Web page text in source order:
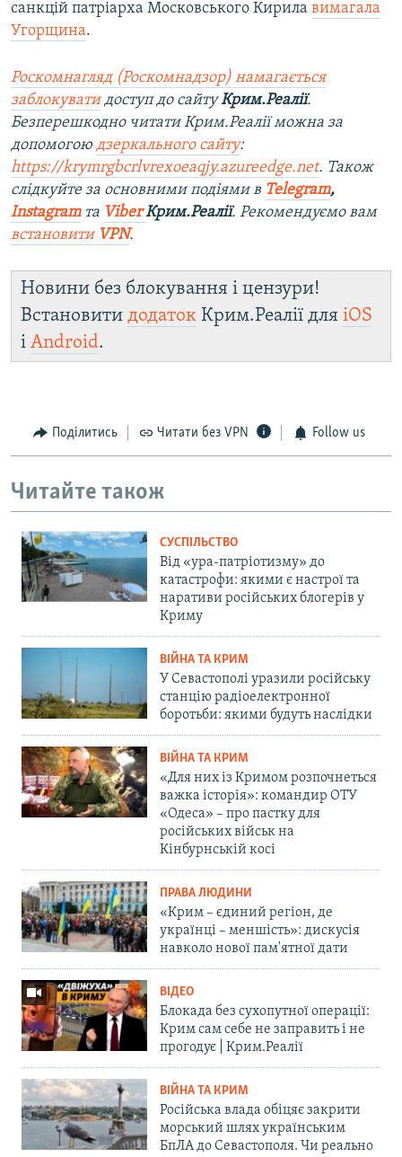
санкцій патріарха Московського Кирила вимагала
Угорщина.
Роскомнагляд (Роскомнадзор) намагається
заблокуватидоступ до сайтуКрим.Реалії.
Безперешкодно читати Крим.Реалії можна за
допомогою дзеркального сайту:
https://krymrgbcrlvrexoeaqjy.azureedge.net. Також
слідкуйте за основними подіями в Telegram,
Instagramта ViberКрим.Реалії. Рекомендуємо вам
встановити VPN.
Новини без блокування і цензури!
Встановити додаток Крим.Реалії для iOS
і Android.
Поділитись Читати без VPN Follow us
Читайте також
СУСПІЛЬСТВО
Від «ура-патріотизму» до
катастрофи: якими є настрої та
наративи російських блогерів у
Криму
ВІЙНА ТА КРИМ
У Севастополі уразили російську
станцію радіоелектронної
боротьби: якими будуть наслідки
ВІЙНА ТА КРИМ
«Для них із Кримом розпочнеться
важка історія»: командир ОТУ
«Одеса» – про пастку для
російських військ на
Кінбурнській косі
ПРАВА ЛЮДИНИ
«Крим – єдиний регіон, де
українці – меншість»: дискусія
навколо нової пам'ятної дати
ВІДЕО
Блокада без сухопутної операції:
Крим сам себе не заправить і не
прогодує | Крим.Реалії
ВІЙНА ТА КРИМ
Російська влада обіцяє закрити
морський шлях українським
БпЛА до Севастополя. Чи реально